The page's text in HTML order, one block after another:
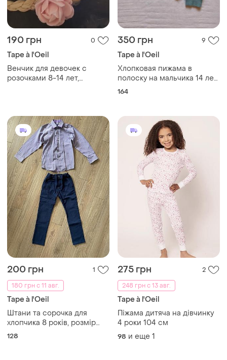
190 грн 0
Tape à l'Oeil
Венчик для девочек с
розочками 8-14 лет,
350 грн 9
Tape à l'Oeil
Хлопковая пижама в
полоску на мальчика 14 лет
(рост 164)
164
200 грн
1
180 грн с 11 авг.
Tape à l'Oeil
Штани та сорочка для
хлопчика 8 років, розмір
128. ціна вказана за 2 речі.
128
275 грн
2
248 грн с 13 авг.
Tape à l'Oeil
Піжама дитяча на дівчинку
4 роки 104 см
98 и еще 1